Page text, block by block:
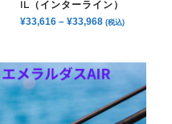
IL（インターライン）
¥33,616– ¥33,968 (税込)